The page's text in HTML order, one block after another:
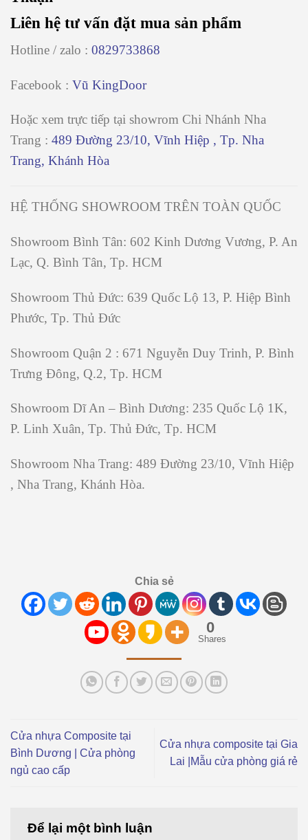
Liên hệ tư vấn đặt mua sản phẩm
Hotline / zalo : 0829733868
Facebook : Vũ KingDoor
Hoặc xem trực tiếp tại showrom Chi Nhánh Nha
Trang : 489 Đường 23/10, Vĩnh Hiệp , Tp. Nha
Trang, Khánh Hòa
HỆ THỐNG SHOWROOM TRÊN TOÀN QUỐC
Showroom Bình Tân: 602 Kinh Dương Vương, P. An
Lạc, Q. Bình Tân, Tp. HCM
Showroom Thủ Đức: 639 Quốc Lộ 13, P. Hiệp Bình
Phước, Tp. Thủ Đức
Showroom Quận 2 : 671 Nguyễn Duy Trinh, P. Bình
Trưng Đông, Q.2, Tp. HCM
Showroom Dĩ An – Bình Dương: 235 Quốc Lộ 1K,
P. Linh Xuân, Tp. Thủ Đức, Tp. HCM
Showroom Nha Trang: 489 Đường 23/10, Vĩnh Hiệp
, Nha Trang, Khánh Hòa.
Chia sẻ
0
Shares
Cửa nhựa Composite tại
Bình Dương | Cửa phòng
ngủ cao cấp
Cửa nhựa composite tại Gia
Lai |Mẫu cửa phòng giá rẻ
Để lại một bình luận